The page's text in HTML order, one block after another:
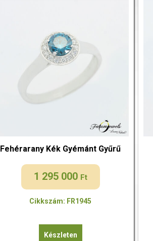
Fehérarany Kék Gyémánt Gyűrű
1 295 000 Ft
Cikkszám: FR1945
Készleten